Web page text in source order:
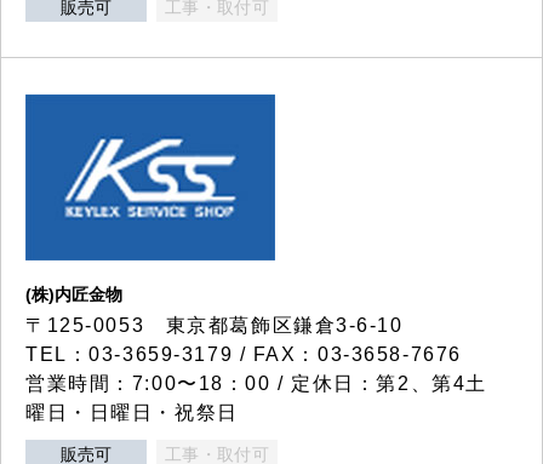
販売可 工事・取付可
(株)内匠金物
〒125-0053 東京都葛飾区鎌倉3-6-10
TEL：03-3659-3179 / FAX：03-3658-7676
営業時間：7:00〜18：00 / 定休日：第2、第4土
曜日・日曜日・祝祭日
販売可 工事・取付可